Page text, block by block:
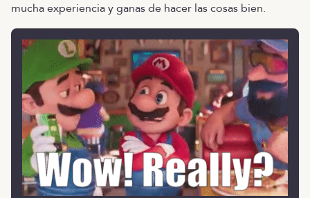
mucha experiencia y ganas de hacer las cosas bien.